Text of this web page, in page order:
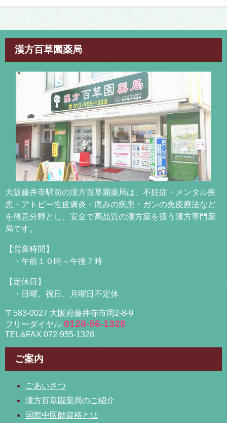
漢方百草園薬局
大阪藤井寺駅前の漢方百草園薬局は、不妊症・メンタル疾
患・アトピー性皮膚炎・痛みの疾患・ガンの免疫療法など
を得意分野とし、安全で高品質の漢方薬を扱う漢方専門薬
局です。
【営業時間】
・午前１０時～午後７時
【定休日】
・日曜、祝日、月曜日不定休
〒583-0027 大阪府藤井寺市岡2-8-9
フリーダイヤル 0120-56-1328
TEL&FAX 072-955-1328
ご案内
ごあいさつ
漢方百草園薬局のご紹介
国際中医師資格とは